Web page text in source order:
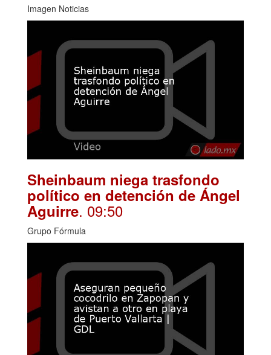
Imagen Noticias
Sheinbaum niega trasfondo
político en detención de Ángel
Aguirre. 09:50
Grupo Fórmula